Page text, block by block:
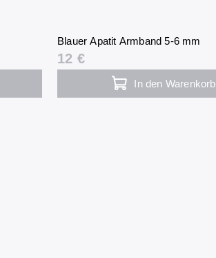
Blauer Apatit Armband 5-6 mm
12 €
In den Warenkorb